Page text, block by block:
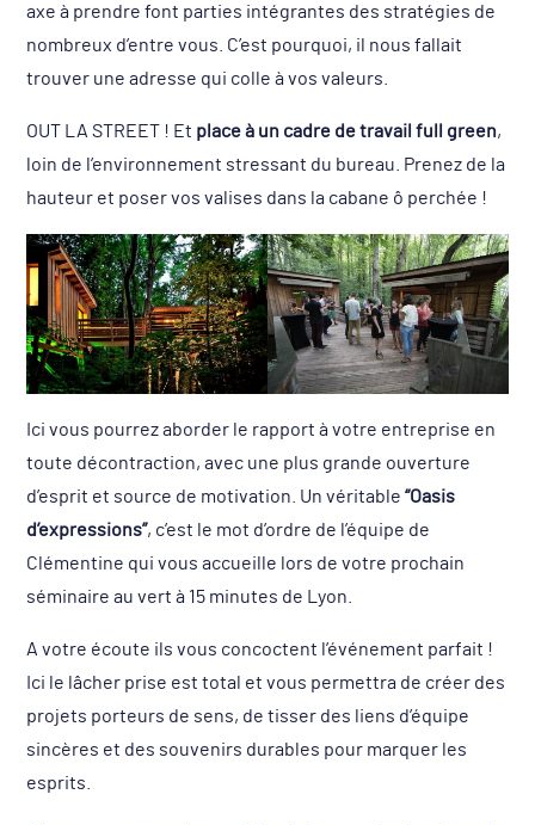
axe à prendre font parties intégrantes des stratégies de
nombreux d’entre vous. C’est pourquoi, il nous fallait
trouver une adresse qui colle à vos valeurs.
OUT LA STREET ! Et place à un cadre de travail full green,
loin de l’environnement stressant du bureau. Prenez de la
hauteur et poser vos valises dans la cabane ô perchée !
Ici vous pourrez aborder le rapport à votre entreprise en
toute décontraction, avec une plus grande ouverture
d’esprit et source de motivation. Un véritable“Oasis
d’expressions”, c’est le mot d’ordre de l’équipe de
Clémentine qui vous accueille lors de votre prochain
séminaire au vert à 15 minutes de Lyon.
A votre écoute ils vous concoctent l’événement parfait !
Ici le lâcher prise est total et vous permettra de créer des
projets porteurs de sens, de tisser des liens d’équipe
sincères et des souvenirs durables pour marquer les
esprits.